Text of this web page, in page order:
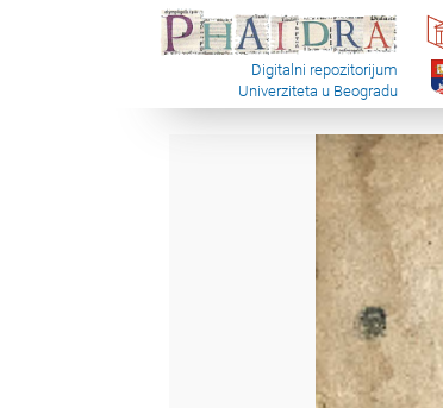
Digitalni repozitorijum
Univerziteta u Beogradu